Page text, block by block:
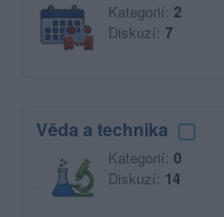
Kategorií: 2
Diskuzí: 7
Věda a technika
Kategorií: 0
Diskuzí: 14